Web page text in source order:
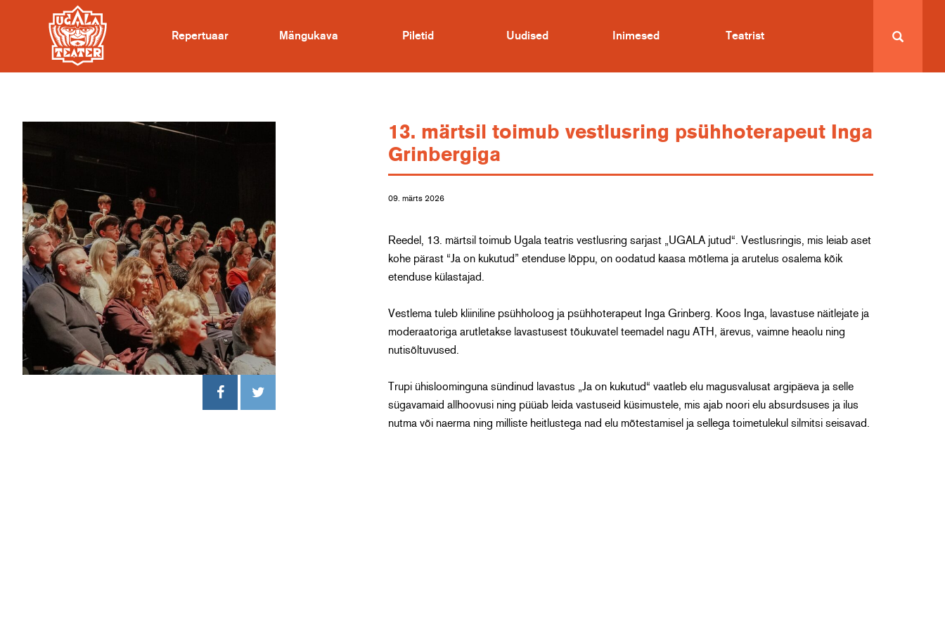
Repertuaar Mängukava Piletid Uudised Inimesed Teatrist
13. märtsil toimub vestlusring psühhoterapeut Inga
Grinbergiga
09. märts 2026
Reedel, 13. märtsil toimub Ugala teatris vestlusring sarjast „UGALA jutud“. Vestlusringis, mis leiab aset
kohe pärast “Ja on kukutud” etenduse lõppu, on oodatud kaasa mõtlema ja arutelus osalema kõik
etenduse külastajad.
Vestlema tuleb kliiniline psühholoog ja psühhoterapeut Inga Grinberg. Koos Inga, lavastuse näitlejate ja
moderaatoriga arutletakse lavastusest tõukuvatel teemadel nagu ATH, ärevus, vaimne heaolu ning
nutisõltuvused.
Trupi ühisloominguna sündinud lavastus „Ja on kukutud“ vaatleb elu magusvalusat argipäeva ja selle
sügavamaid allhoovusi ning püüab leida vastuseid küsimustele, mis ajab noori elu absurdsuses ja ilus
nutma või naerma ning milliste heitlustega nad elu mõtestamisel ja sellega toimetulekul silmitsi seisavad.